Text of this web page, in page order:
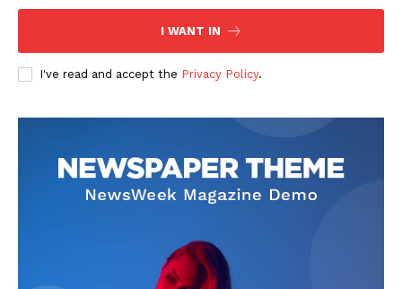
I WANT IN
I've read and accept the Privacy Policy.